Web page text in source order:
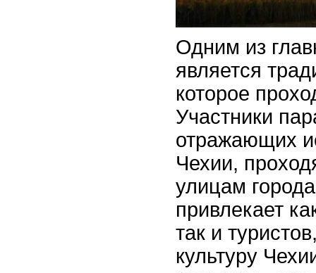
Одним из
является
которое
Участники
отражающих
Чехии,
улицам
привлекает
так и
культуру